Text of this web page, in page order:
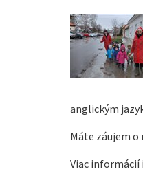
anglickým
Máte záujem o
Viac informácií